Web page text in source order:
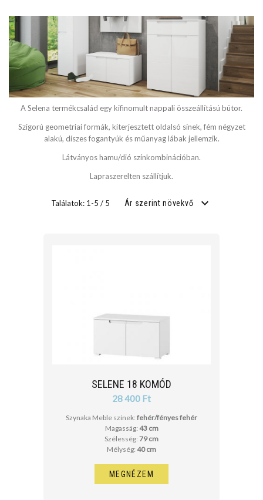
cm
SZÉLESSÉG
cm
A Selena termékcsalád egy kifinomult nappali összeállítású bútor.
Szigorú geometriai formák, kiterjesztett oldalsó sínek, fém négyzet
alakú, díszes fogantyúk és műanyag lábak jellemzik.
Látványos hamu/dió színkombinációban.
Lapraszerelten szállítjuk.
Találatok: 1-5 / 5 Ár szerint növekvő
SELENE 18 KOMÓD
28 400 Ft
Szynaka Meble színek: fehér/fényes fehér
Magasság: 43 cm
Szélesség: 79 cm
Mélység: 40 cm
MEGNÉZEM